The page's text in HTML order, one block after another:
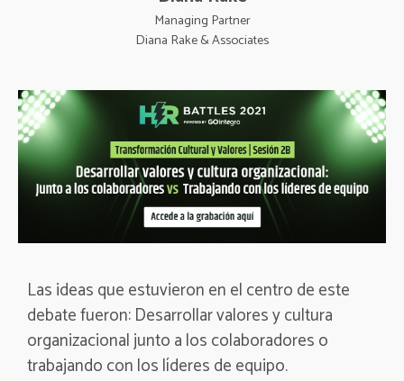
Managing Partner
Diana Rake & Associates
Las ideas que estuvieron en el centro de este
debate fueron: Desarrollar valores y cultura
organizacional junto a los colaboradores o
trabajando con los líderes de equipo.